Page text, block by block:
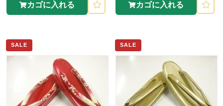
カゴに入れる カゴに入れる
SALE SALE